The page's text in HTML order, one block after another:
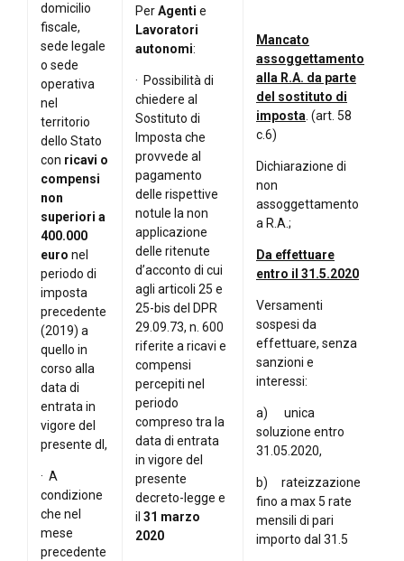
domicilio
fiscale,
sede legale
o sede
operativa
nel
territorio
dello Stato
con ricavi o
compensi
non
superiori a
400.000
euro nel
periodo di
imposta
precedente
(2019) a
quello in
corso alla
data di
entrata in
vigore del
presente dl,
· A
condizione
che nel
mese
precedente
PerAgenti e
Lavoratori
autonomi:
· Possibilità di
chiedere al
Sostituto di
Imposta che
provvede al
pagamento
delle rispettive
notule la non
applicazione
delle ritenute
d’acconto di cui
agli articoli 25 e
25-bis del DPR
29.09.73, n. 600
riferite a ricavi e
compensi
percepiti nel
periodo
compreso tra la
data di entrata
in vigore del
presente
decreto-legge e
il 31 marzo
2020
Mancato
assoggettamento
alla R.A. da parte
del sostituto di
imposta . (art. 58
c.6)
Dichiarazione di
non
assoggettamento
a R.A.;
Da effettuare
entro il 31.5.2020
Versamenti
sospesi da
effettuare, senza
sanzioni e
interessi:
a) unica
soluzione entro
31.05.2020,
b) rateizzazione
fino a max 5 rate
mensili di pari
importo dal 31.5